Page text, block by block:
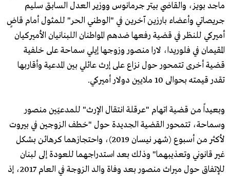
ماجد بويز، والقاضي بيتر جرمانوس ووزير العدل السابق سليم
جريصاتي وأعضاء بارزين آخرين في "الوطني الحر" للمثول أمام قاضٍ
أميركي للنظر في قضية رفعها ضدهم المواطنان اللبنانيان الأميركيان
المقيمان في فلوريدا، لارا منصور وزوجها إيلي سماحة على خلفية
قضية أخرى تتمحور حول نزاع على إرث عائلي بين المدعية وأقاربها
تقدر قيمته بحوالى 10 ملايين دولار أميركي.
وبعيداً من قضية اتهام "عرقلة انتقال الإرث" للمدعيَين منصور
وسماحة، تتمحور القضية الجديدة حول "خطف الزوجين في بيروت
لأكثر من أسبوع (شهر نيسان 2019)، واحتجازهما كرهائن بشكل
غير قانوني وتعذيبهما" وذلك بعد استدراجهما للعودة إلى لبنان
للإتفاق حول ميراث منصور بعد وفاة والد الزوجة في العام 2017، إذ